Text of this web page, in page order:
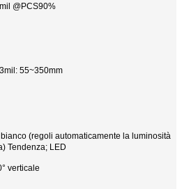
@PCS90%
55~350mm
(regoli automaticamente la luminosità
Tendenza; LED
verticale